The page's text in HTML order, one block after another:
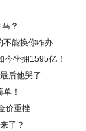
？
不能换你咋办
今坐拥1595亿！
后他哭了
！
价重挫
了？